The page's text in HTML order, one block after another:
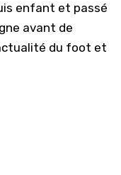
enfant et passé
avant de
du foot et